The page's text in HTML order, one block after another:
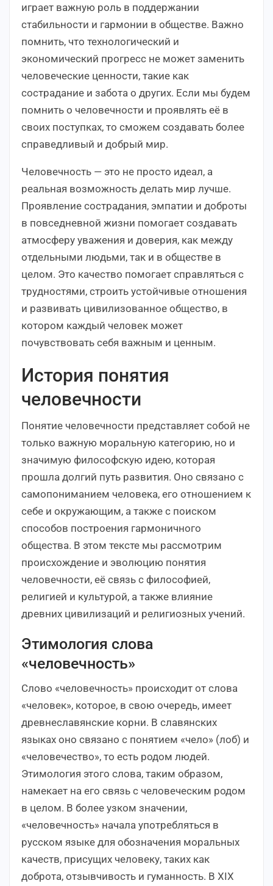
играет важную роль в поддержании
стабильности и гармонии в обществе. Важно
помнить, что технологический и
экономический прогресс не может заменить
человеческие ценности, такие как
сострадание и забота о других. Если мы будем
помнить о человечности и проявлять её в
своих поступках, то сможем создавать более
справедливый и добрый мир.
Человечность — это не просто идеал, а
реальная возможность делать мир лучше.
Проявление сострадания, эмпатии и доброты
в повседневной жизни помогает создавать
атмосферу уважения и доверия, как между
отдельными людьми, так и в обществе в
целом. Это качество помогает справляться с
трудностями, строить устойчивые отношения
и развивать цивилизованное общество, в
котором каждый человек может
почувствовать себя важным и ценным.
История понятия
человечности
Понятие человечности представляет собой не
только важную моральную категорию, но и
значимую философскую идею, которая
прошла долгий путь развития. Оно связано с
самопониманием человека, его отношением к
себе и окружающим, а также с поиском
способов построения гармоничного
общества. В этом тексте мы рассмотрим
происхождение и эволюцию понятия
человечности, её связь с философией,
религией и культурой, а также влияние
древних цивилизаций и религиозных учений.
Этимология слова
«человечность»
Слово «человечность» происходит от слова
«человек», которое, в свою очередь, имеет
древнеславянские корни. В славянских
языках оно связано с понятием «чело» (лоб) и
«человечество», то есть родом людей.
Этимология этого слова, таким образом,
намекает на его связь с человеческим родом
в целом. В более узком значении,
«человечность» начала употребляться в
русском языке для обозначения моральных
качеств, присущих человеку, таких как
доброта, отзывчивость и гуманность. В XIX